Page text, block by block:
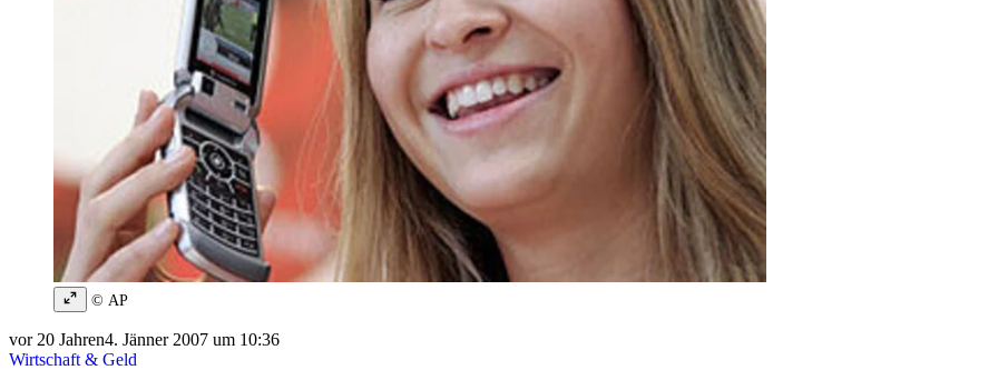
© AP
vor 20 Jahren4. Jänner 2007 um 10:36
Wirtschaft & Geld